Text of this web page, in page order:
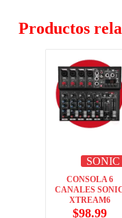
Productos
SONIC
CONSOLA 6
CANALES
XTREAM6
$98.99